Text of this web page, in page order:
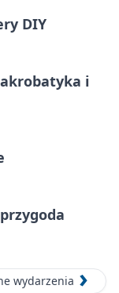
DIY
i
wydarzenia